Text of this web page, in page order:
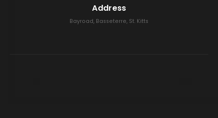
Address
Bayroad, Basseterre, St. Kitts